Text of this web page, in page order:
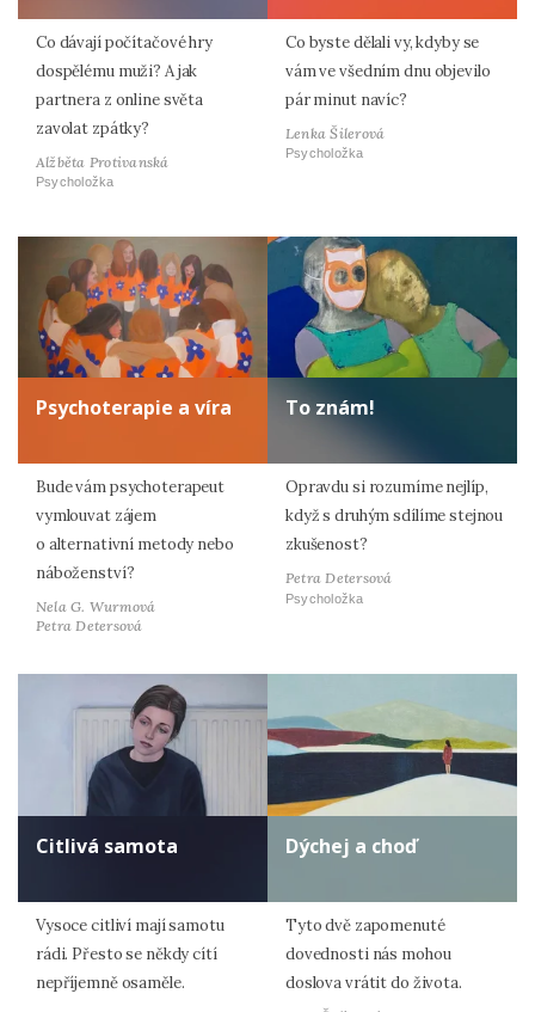
Co dávají počítačové hry
dospělému muži? A jak
partnera z online světa
zavolat zpátky?
Alžběta Protivanská
Psycholožka
Co byste dělali vy, kdyby se
vám ve všedním dnu objevilo
pár minut navíc?
Lenka Šilerová
Psycholožka
Psychoterapie a víra
Bude vám psychoterapeut
vymlouvat zájem
o alternativní metody nebo
náboženství?
Nela G. Wurmová
Petra Detersová
To znám!
Opravdu si rozumíme nejlíp,
když s druhým sdílíme stejnou
zkušenost?
Petra Detersová
Psycholožka
Citlivá samota
Vysoce citliví mají samotu
rádi. Přesto se někdy cítí
nepříjemně osaměle.
Dýchej a choď
Tyto dvě zapomenuté
dovednosti nás mohou
doslova vrátit do života.